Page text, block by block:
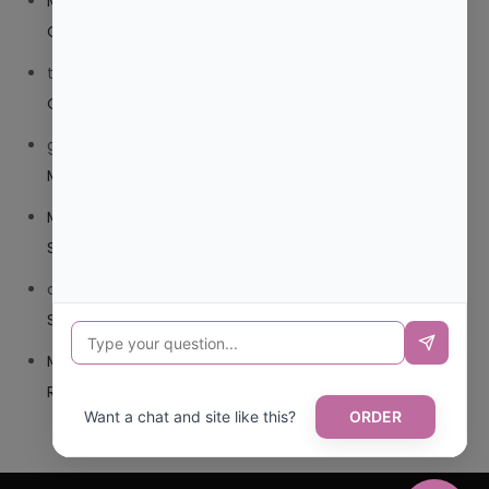
COMPUESTO O TRIBEDOCE DX?
trolls_pipis
O TRIBEDOCE DX?
giovannaservin220
MUNICIPIO?
Mariana Pozo
SANITARIA CANARIA?
carmenharacil
SANITARIA CANARIA?
Mariana Pozoen¿CUAL ES CODIGO POSTAL DE
REPUBLICA DOMINICANA?
Want a chat and site like this? ORDER